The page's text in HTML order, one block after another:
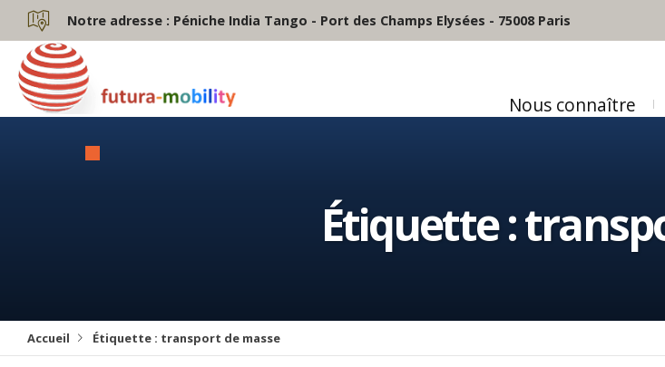
Notre adresse : Péniche India Tango - Port des Champs Elysées - 75008 Paris
Nous connaître
Étiquette :
Accueil Étiquette : transport de masse